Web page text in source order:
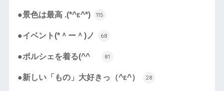
●景色は最高 .(*^ε^*) 115
●イベント(*＾ー＾)ノ 68
●ポルシェを着る(^^ゞ 81
●新しい「もの」大好きっ（^ε^） 28